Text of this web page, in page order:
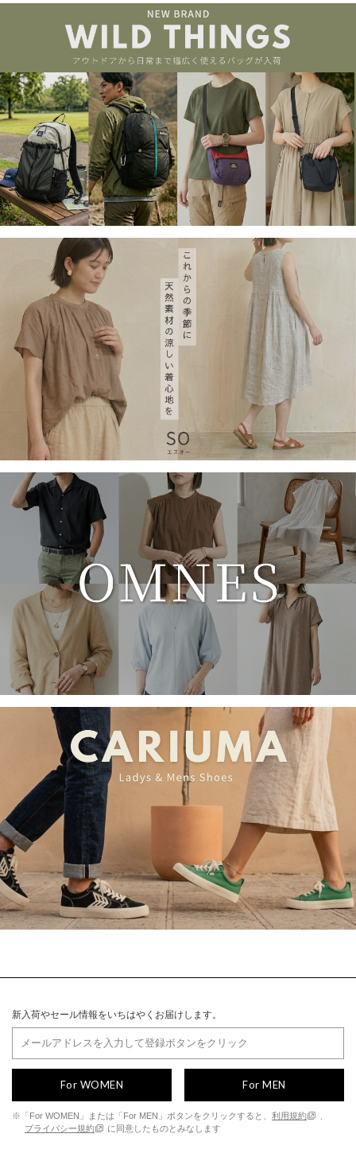
新入荷やセール情報をいちはやくお届けします。
For WOMEN For MEN
※「For WOMEN」または「For MEN」ボタンをクリックすると、 利用規約
プライバシー規約
に同意したものとみなします